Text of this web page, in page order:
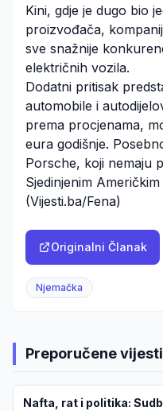
Kini, gdje je dugo bio
proizvođača,
sve snažnije
električnih vozila.
Dodatni pritisak
automobile i
prema procjenama,
eura godišnje.
Porsche, koji nemaju
Sjedinjenim
(Vijesti.ba/Fena)
Originalni Članak
Njemačka
Preporučene vijesti
Nafta, rat i politika: